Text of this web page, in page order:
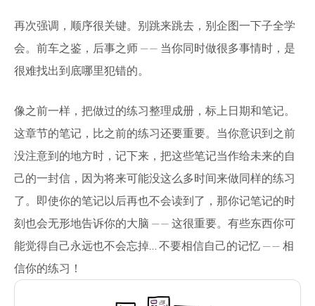
再次强调，顺序很关键。别跳来跳去，别企图一下子全学
会。前车之鉴，后事之师 —— 当你同时做很多事情时，是
很难找出到底哪里犯错的。
像之前一样，把做过的练习整理成册，标上日期和笔记。
这章节的笔记，比之前的练习还要重要。当你意识到之前
没注意到的地方时，记下来，把这些笔记当作给未来的自
己的一封信，因为将来可能没这么多时间来做同样的练习
了。即使你的笔记以后再也不会读到了，那你记笔记的时
刻也会无形地告诉你的大脑 —— 这很重要。有些东西你可
能觉得自己永远也不会忘掉… 不要相信自己的记忆 —— 相
信你的练习！